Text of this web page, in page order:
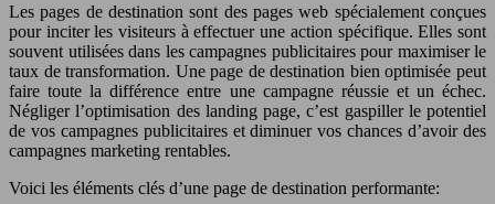
Les pages de destination sont des pages web spécialement conçues
pour inciter les visiteurs à effectuer une action spécifique. Elles sont
souvent utilisées dans les campagnes publicitaires pour maximiser le
taux de transformation. Une page de destination bien optimisée peut
faire toute la différence entre une campagne réussie et un échec.
Négliger l’optimisation des landing page, c’est gaspiller le potentiel
de vos campagnes publicitaires et diminuer vos chances d’avoir des
campagnes marketing rentables.
Voici les éléments clés d’une page de destination performante: